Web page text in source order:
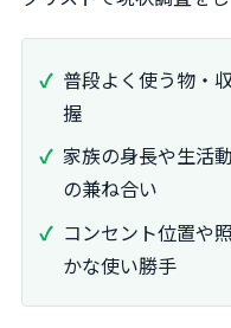
普段よく使う物・
握
家族の身長や生活
の兼ね合い
コンセント位置や
かな使い勝手